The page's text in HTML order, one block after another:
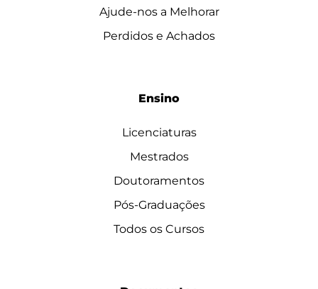
Ajude-nos a Melhorar
Perdidos e Achados
Ensino
Licenciaturas
Mestrados
Doutoramentos
Pós-Graduações
Todos os Cursos